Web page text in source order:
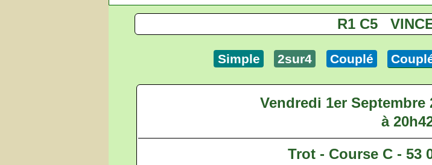
R1 C5
Simple 2sur4 Couplé
Vendredi 1er Septembre
à
Trot - Course C - 53